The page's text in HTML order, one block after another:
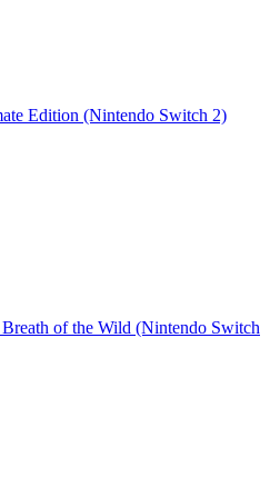
Edition (Nintendo Switch 2)
of the Wild (Nintendo Switch